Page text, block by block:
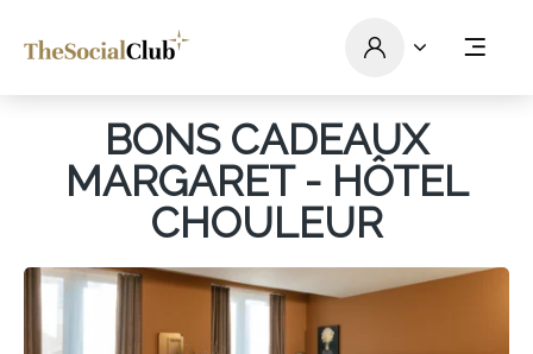
BONS CADEAUX
MARGARET - HÔTEL
CHOULEUR